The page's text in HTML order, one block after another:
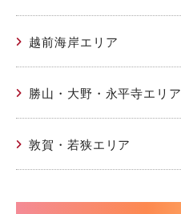
越前海岸エリア
勝山・大野・永平寺エリア
敦賀・若狭エリア